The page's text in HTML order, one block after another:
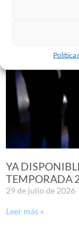
Política
YA
TEMPORADA
29 de julio de 2026
Leer más »